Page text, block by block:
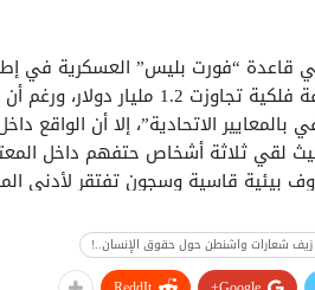
قاعدة “فورت بليس” العسكرية في
ينتهجها الرئيس دونالد ترامب، وبتكلفة
بالمعايير الاتحادية”، إلا أن
من 2700 بشر في ظروف بيئية قاسية وسجون تفتقر
زيف شعارات واشنطن حول حقوق الإنسان..!